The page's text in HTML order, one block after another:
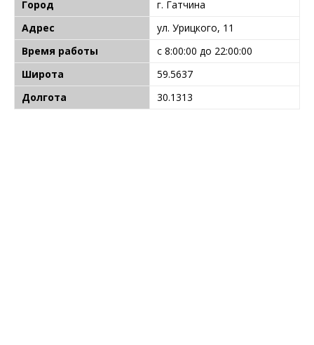
Город
г. Гатчина
Адрес
ул. Урицкого, 11
Время работы
с 8:00:00 до 22:00:00
Широта
59.5637
Долгота
30.1313